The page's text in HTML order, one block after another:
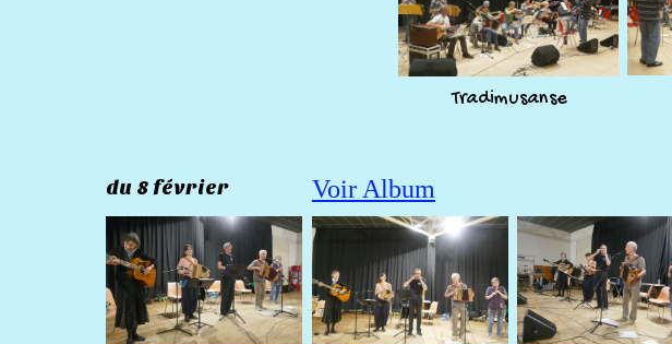
Tradimusanse
du 8 février Voir Album